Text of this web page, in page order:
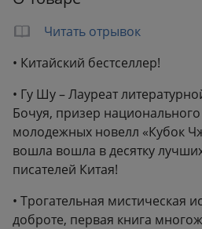
Читать отрывок
• Китайский бестселлер!
• Гу Шу – Лауреат
Бочуя, призер национального
молодежных новелл «Кубок
вошла вошла в десятку
писателей Китая!
• Трогательная мистическая
доброте, первая книга